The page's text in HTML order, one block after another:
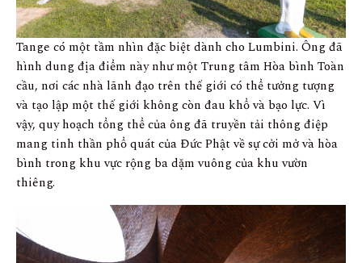
Tange có một tầm nhìn đặc biệt dành cho Lumbini. Ông đã
hình dung địa điểm này như một Trung tâm Hòa bình Toàn
cầu, nơi các nhà lãnh đạo trên thế giới có thể tưởng tượng
và tạo lập một thế giới không còn đau khổ và bạo lực. Vì
vậy, quy hoạch tổng thể của ông đã truyền tải thông điệp
mang tinh thần phổ quát của Đức Phật về sự cởi mở và hòa
bình trong khu vực rộng ba dặm vuông của khu vườn
thiêng.